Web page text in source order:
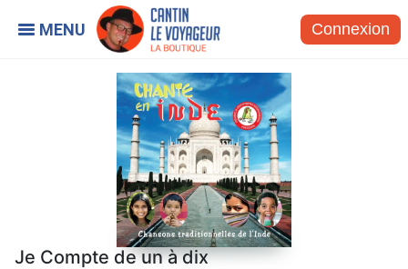
Connexion
Je Compte de un à dix